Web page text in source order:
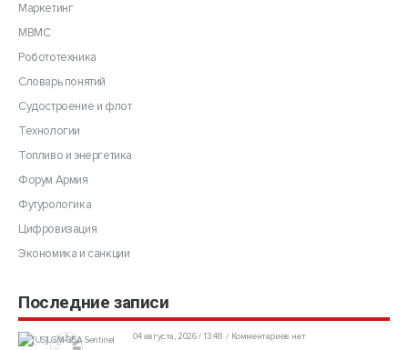
Маркетинг
МВМС
Робототехника
Словарь понятий
Судостроение и флот
Технологии
Топливо и энергетика
Форум Армия
Футурологика
Цифровизация
Экономика и санкции
Последние записи
04 августа, 2026 / 13:48 Комментариев нет